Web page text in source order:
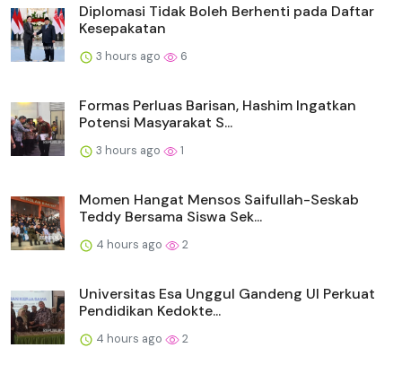
Diplomasi Tidak Boleh Berhenti pada Daftar
Kesepakatan
3 hours ago 6
Formas Perluas Barisan, Hashim Ingatkan
Potensi Masyarakat S...
3 hours ago 1
Momen Hangat Mensos Saifullah-Seskab
Teddy Bersama Siswa Sek...
4 hours ago 2
Universitas Esa Unggul Gandeng UI Perkuat
Pendidikan Kedokte...
4 hours ago 2